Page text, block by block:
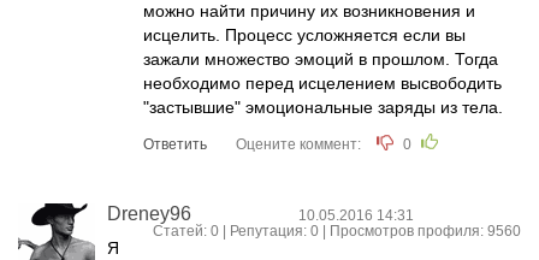
можно найти причину их возникновения и
исцелить. Процесс усложняется если вы
зажали множество эмоций в прошлом. Тогда
необходимо перед исцелением высвободить
"застывшие" эмоциональные заряды из тела.
Ответить Оцените коммент: 0
Dreney96
10.05.2016 14:31
Статей: 0 | Репутация: 0 | Просмотров профиля: 9560
Я